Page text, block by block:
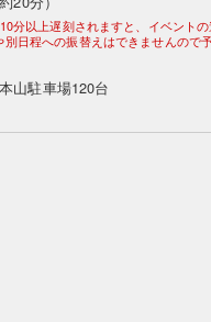
分以上遅刻されますと、イベント
日程への振替えはできませんので
山駐車場120台